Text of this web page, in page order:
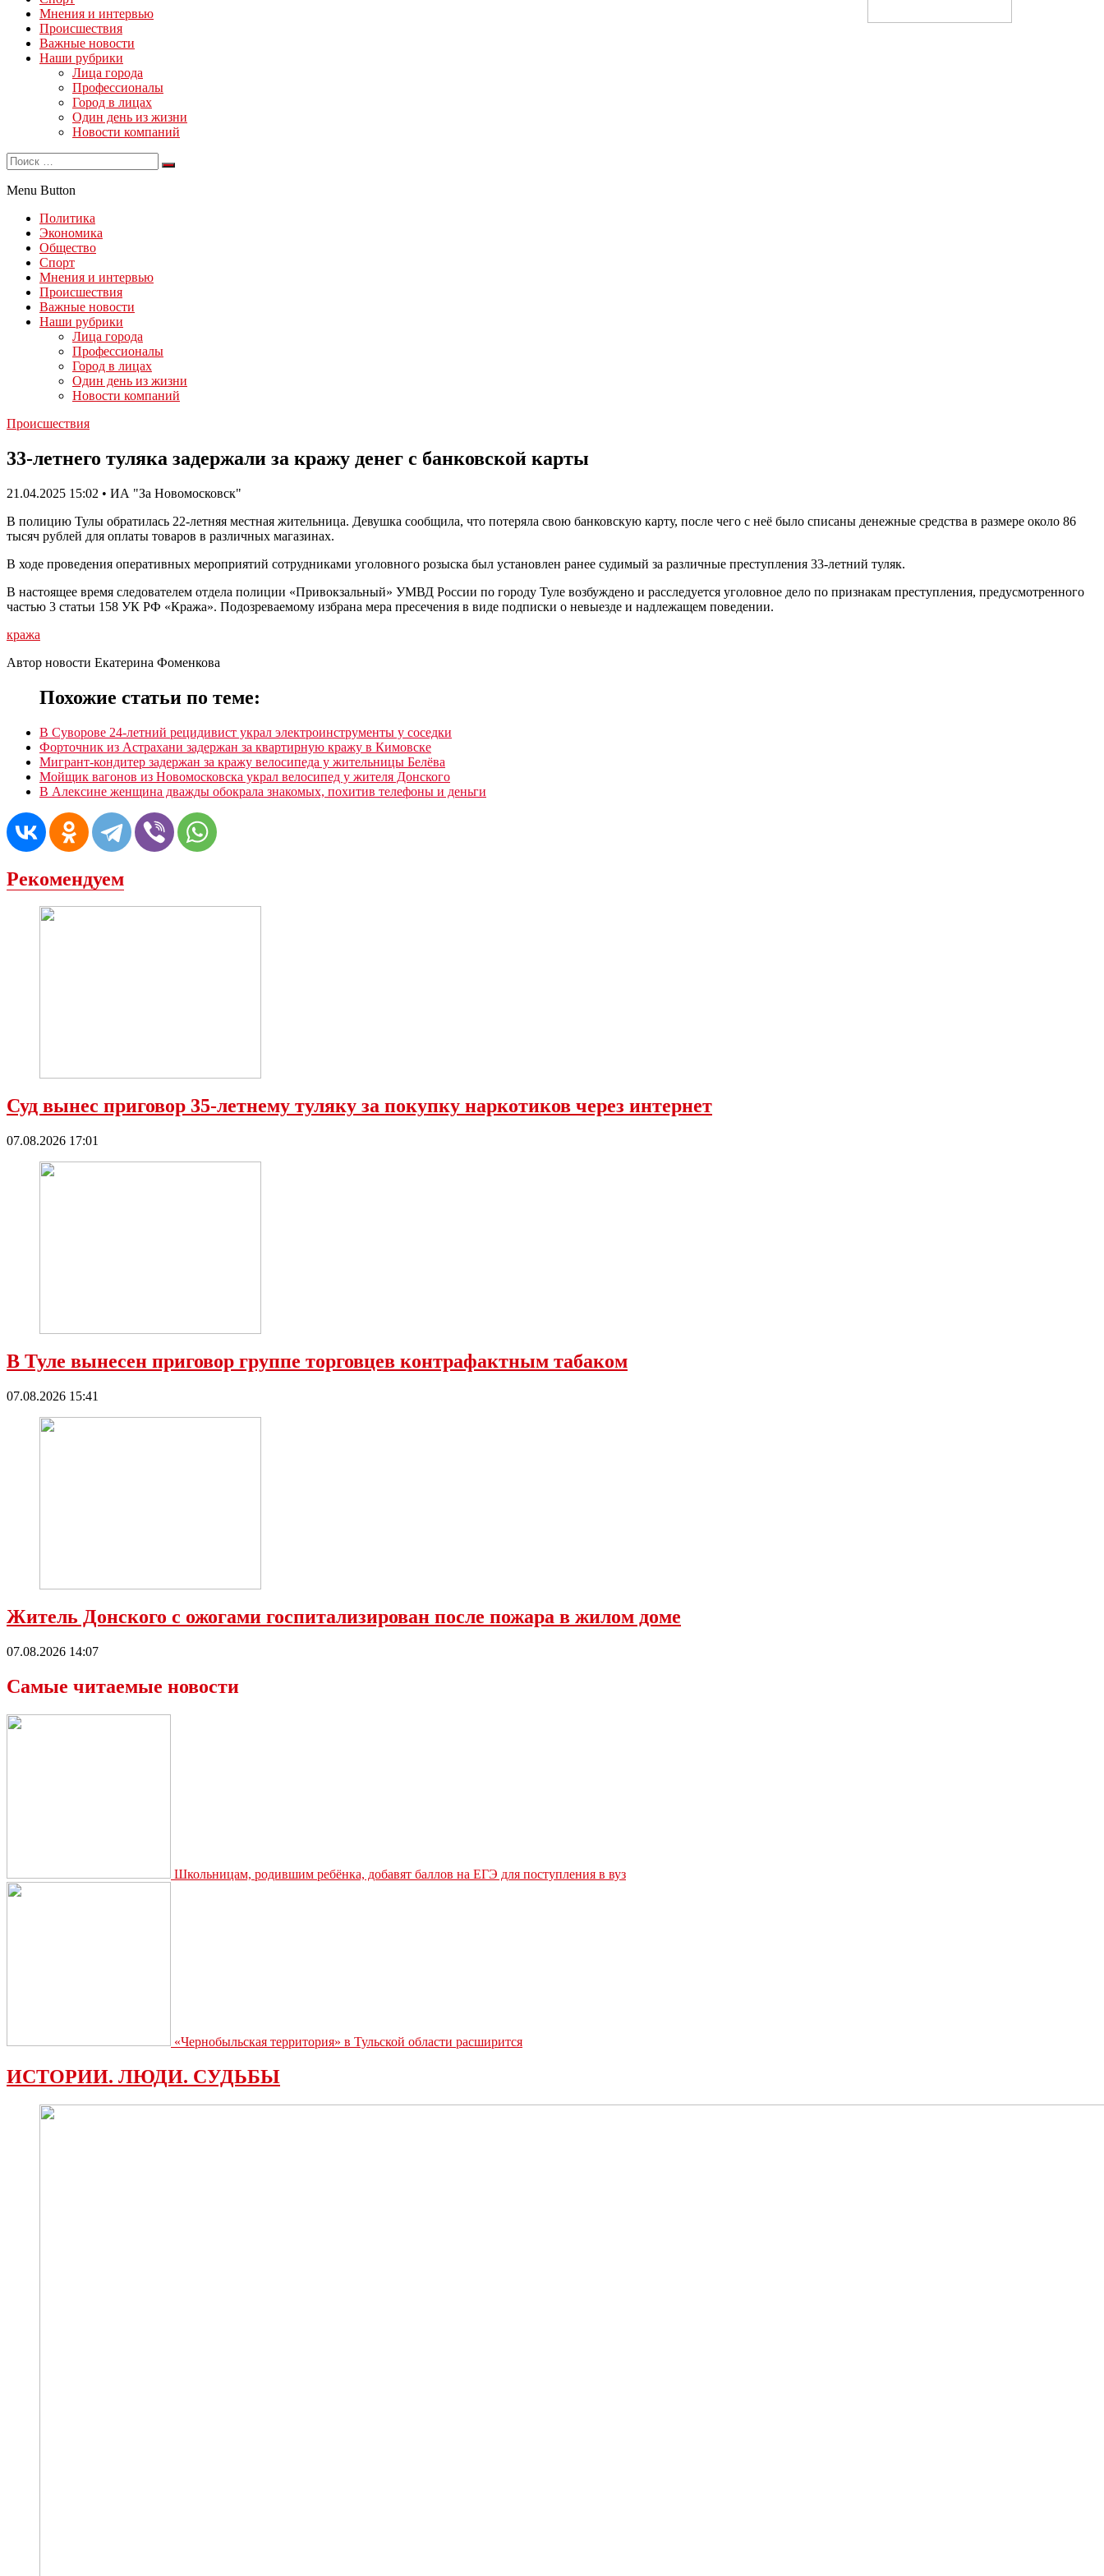
Мнения и интервью
Происшествия
Важные новости
Наши рубрики
Лица города
Профессионалы
Город в лицах
Один день из жизни
Новости компаний
Menu Button
Политика
Экономика
Общество
Спорт
Мнения и интервью
Происшествия
Важные новости
Наши рубрики
Лица города
Профессионалы
Город в лицах
Один день из жизни
Новости компаний
Происшествия
33-летнего туляка задержали за кражу денег с банковской карты
21.04.2025 15:02 • ИА "За Новомосковск"
В полицию Тулы обратилась 22-летняя местная жительница. Девушка сообщила, что потеряла свою банковскую карту, после чего с неё было списаны денежные средства в размере около 86
тысяч рублей для оплаты товаров в различных магазинах.
В ходе проведения оперативных мероприятий сотрудниками уголовного розыска был установлен ранее судимый за различные преступления 33-летний туляк.
В настоящее время следователем отдела полиции «Привокзальный» УМВД России по городу Туле возбуждено и расследуется уголовное дело по признакам преступления, предусмотренного
частью 3 статьи 158 УК РФ «Кража». Подозреваемому избрана мера пресечения в виде подписки о невыезде и надлежащем поведении.
кража
Автор новости Екатерина Фоменкова
Похожие статьи по теме:
В Суворове 24-летний рецидивист украл электроинструменты у соседки
Форточник из Астрахани задержан за квартирную кражу в Кимовске
Мигрант-кондитер задержан за кражу велосипеда у жительницы Белёва
Мойщик вагонов из Новомосковска украл велосипед у жителя Донского
В Алексине женщина дважды обокрала знакомых, похитив телефоны и деньги
Рекомендуем
Суд вынес приговор 35-летнему туляку за покупку наркотиков через интернет
07.08.2026 17:01
В Туле вынесен приговор группе торговцев контрафактным табаком
07.08.2026 15:41
Житель Донского с ожогами госпитализирован после пожара в жилом доме
07.08.2026 14:07
Самые читаемые новости
Школьницам, родившим ребёнка, добавят баллов на ЕГЭ для поступления в вуз
«Чернобыльская территория» в Тульской области расширится
ИСТОРИИ. ЛЮДИ. СУДЬБЫ